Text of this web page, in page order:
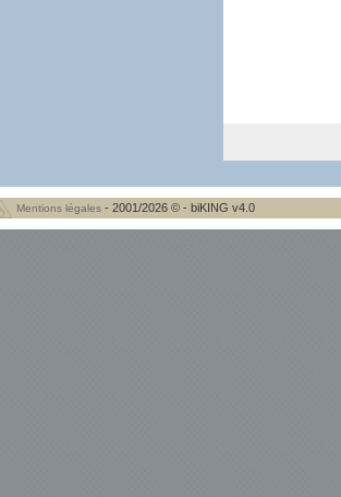
Mentions légales - 2001/2026 © - biKING v4.0